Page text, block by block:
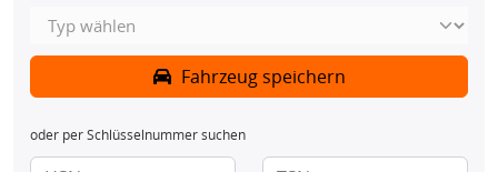
Fahrzeug speichern
oder per Schlüsselnummer suchen